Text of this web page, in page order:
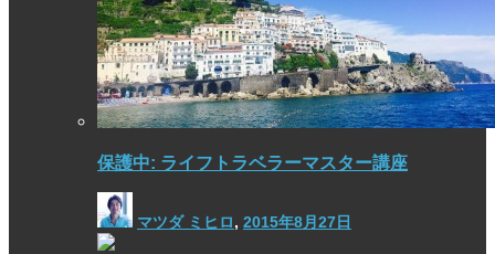
保護中: ライフトラベラーマスター講座
マツダ ミヒロ, 2015年8月27日